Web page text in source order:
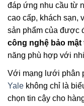
đáp ứng nhu cầu từ
cao cấp, khách sạn,
sản phẩm của được
công nghệ bảo mật
năng phù hợp với
Với mạng lưới phân
Yale không chỉ là
chọn tin cậy cho